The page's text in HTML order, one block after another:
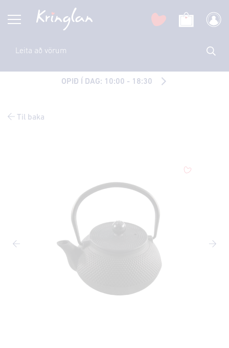
OPIÐ Í DAG: 10:00 - 18:30
Til baka